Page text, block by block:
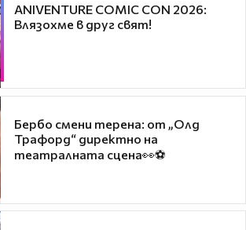
ANIVENTURE COMIC CON 2026:
Влязохме в друг свят!
Бербо смени терена: от „Олд
Трафорд“ директно на
театралната сцена👀⚽